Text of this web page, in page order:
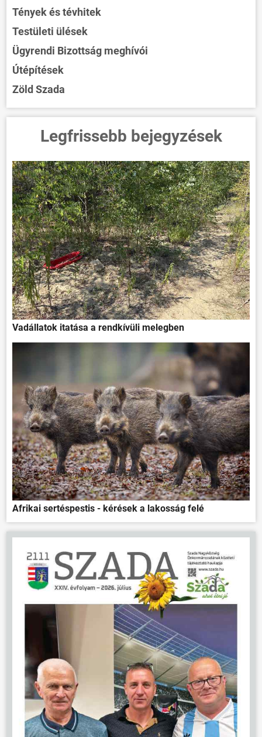
Tények és tévhitek
Testületi ülések
Ügyrendi Bizottság meghívói
Útépítések
Zöld Szada
Legfrissebb bejegyzések
Vadállatok itatása a rendkívüli melegben
Afrikai sertéspestis - kérések a lakosság felé